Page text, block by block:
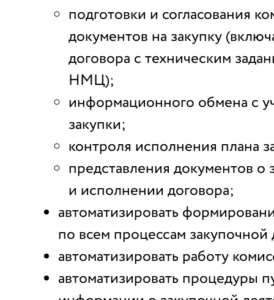
подготовки и согласования
документов на закупку
договора с техническим
НМЦ);
информационного обмена с
закупки;
контроля исполнения плана
представления документов о
и исполнении договора;
автоматизировать
по всем процессам закупочной
автоматизировать работу
автоматизировать процедуры